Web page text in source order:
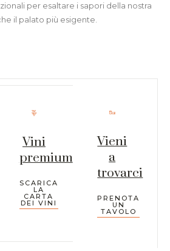
per esaltare i sapori della nostra
il palato più esigente.
Vini
premium
SCARICA
LA
CARTA
DEI VINI
Vieni
a
trovarci
PRENOTA
UN
TAVOLO